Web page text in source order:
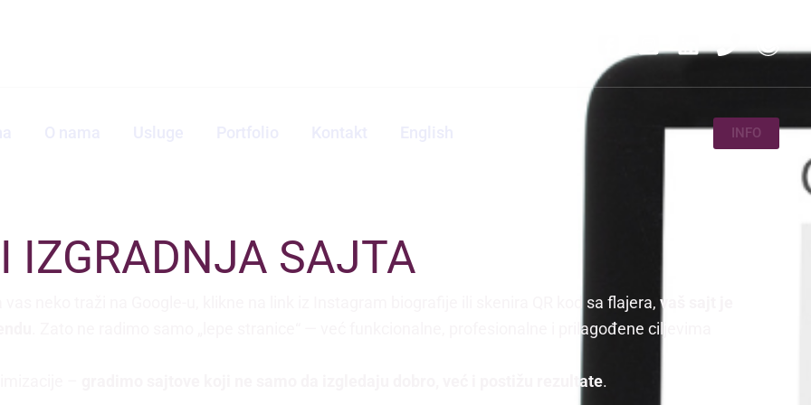
INFO
IZGRADNJA SAJTA
vas neko traži na Google-u, klikne na link iz Instagram biografije ili skenira QR kod sa flajera, vaš sajt je
. Zato ne radimo samo „lepe stranice“ — već funkcionalne, profesionalne i prilagođene ciljevima
gradimo sajtove koji ne samo da izgledaju dobro, već i postižu rezultate.